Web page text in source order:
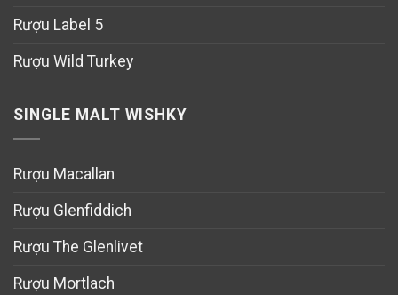
Rượu Label 5
Rượu Wild Turkey
SINGLE MALT WISHKY
Rượu Macallan
Rượu Glenfiddich
Rượu The Glenlivet
Rượu Mortlach